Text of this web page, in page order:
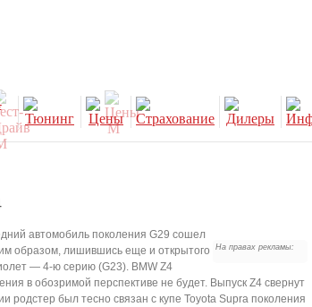
На правах рекламы:
автомобиль поколения G29 сошел
образом, лишившись еще и открытого
— 4-ю серию (G23). BMW Z4
в обозримой перспективе не будет. Выпуск Z4 свернут
родстер был тесно связан с купе Toyota Supra поколения